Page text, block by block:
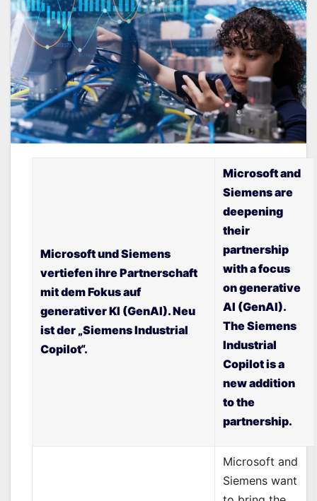
Microsoft und Siemens
vertiefen ihre Partnerschaft
mit dem Fokus auf
generativer KI (GenAI). Neu
ist der „Siemens Industrial
Copilot“.
Microsoft and
Siemens are
deepening
their
partnership
with a focus
on generative
AI (GenAI).
The Siemens
Industrial
Copilot is a
new addition
to the
partnership.
Microsoft and
Siemens want